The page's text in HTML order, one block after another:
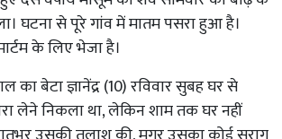
घटना से पूरे गांव में मातम पसरा हुआ है।
के लिए भेजा है।
का बेटा ज्ञानेंद्र (10) रविवार सुबह घर से
लेने निकला था, लेकिन शाम तक घर नहीं